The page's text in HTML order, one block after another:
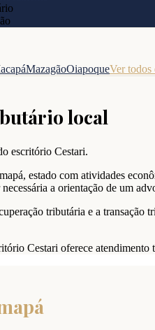
MazagãoOiapoqueVer todos
local
escritório Cestari.
estado com atividades
a orientação de um
tributária e a
Cestari oferece